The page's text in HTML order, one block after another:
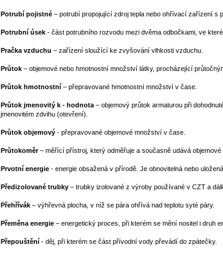
Potrubí pojistné– potrubí propojující zdroj tepla nebo ohřívací zařízení s
Potrubní úsek- část potrubního rozvodu mezi dvěma odbočkami, ve
Pračka vzduchu – zařízení sloužící ke zvyšování vlhkosti vzduchu.
Průtok– objemové nebo hmotnostní množství látky, procházející
Průtok hmotnostní– přepravované hmotnostní množství v čase.
Průtok jmenovitý k - hodnota– objemový průtok armaturou při
jmenovitém zdvihu (otevření).
Průtok objemový- přepravované objemové množství v čase.
Průtokoměr– měřící přístroj, který odměřuje a současně udává objemové
Prvotní energie- energie obsažená v přírodě. Je obnovitelná nebo
Předizolované trubky– trubky izolované z výroby používané v CZT a
Přehřívák– výhřevná plocha, v níž se pára ohřívá nad teplotu syté páry.
Přeměna energie– energetický proces, při kterém se mění nositel i druh
Přepouštění- děj, při kterém se část přívodní vody převádí do zpátečky.